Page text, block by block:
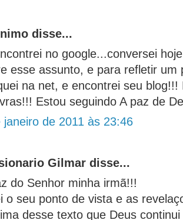
disse...
no google...conversei
esse assunto, e para refletir um
na net, e encontrei seu
Estou seguindo A paz de
janeiro de 2011 às 23:46
Gilmar disse...
do Senhor minha irmã!!!
o seu ponto de vista e as
desse texto que Deus